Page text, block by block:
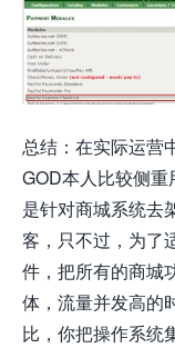
总结：在实际运营
GOD本人比较侧
是针对商城系统去
客，只不过，为了
件，把所有的商城
体，流量并发高的
比，你把操作系统